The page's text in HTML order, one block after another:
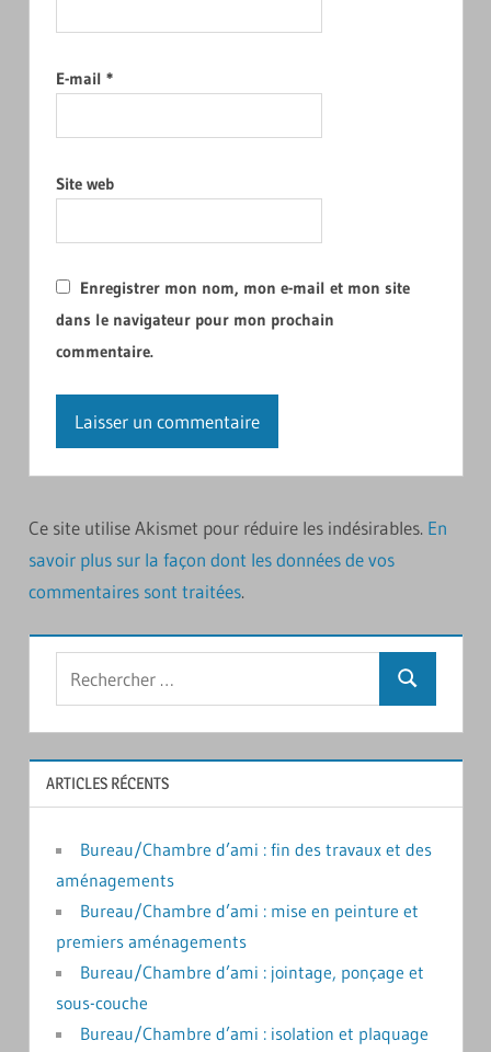
E-mail *
Site web
Enregistrer mon nom, mon e-mail et mon site
dans le navigateur pour mon prochain
commentaire.
Ce site utilise Akismet pour réduire les indésirables. En
savoir plus sur la façon dont les données de vos
commentaires sont traitées.
Recherche
ARTICLES RÉCENTS
Bureau/Chambre d’ami : fin des travaux et des
aménagements
Bureau/Chambre d’ami : mise en peinture et
premiers aménagements
Bureau/Chambre d’ami : jointage, ponçage et
sous-couche
Bureau/Chambre d’ami : isolation et plaquage